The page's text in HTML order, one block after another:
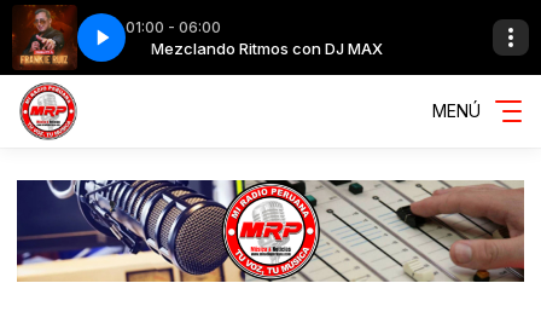
01:00 - 06:00
Mezclando Ritmos con DJ MAX
Tributo a Frakie Ruiz Carlos Chave
MENÚ